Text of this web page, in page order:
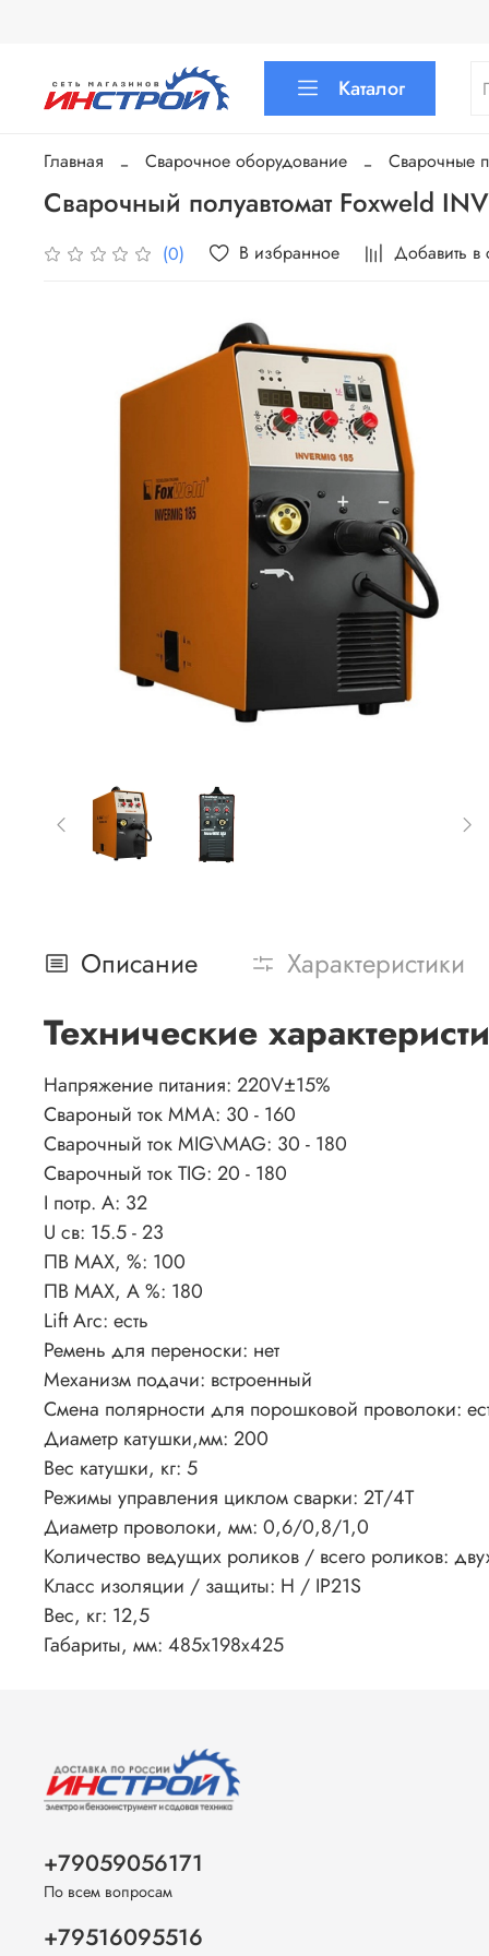
Каталог
Главная Сварочное оборудование Сварочные
Сварочный полуавтомат Foxweld
(0) В избранное Добавить в
Описание Характеристики
Технические
Напряжение питания: 220V±15%
Свароный ток ММА: 30 - 160
Сварочный ток MIG\MAG: 30 - 180
Сварочный ток TIG: 20 - 180
I потр. А: 32
U св: 15.5 - 23
ПВ MAX, %: 100
ПВ MAX, A %: 180
Lift Arc: есть
Ремень для переноски: нет
Механизм подачи: встроенный
Смена полярности для порошковой проволоки:
Диаметр катушки,мм: 200
Вес катушки, кг: 5
Режимы управления циклом сварки: 2Т/4T
Диаметр проволоки, мм: 0,6/0,8/1,0
Количество ведущих роликов / всего роликов:
Класс изоляции / защиты: H / IP21S
Вес, кг: 12,5
Габариты, мм: 485х198х425
+79059056171
По всем вопросам
+79516095516